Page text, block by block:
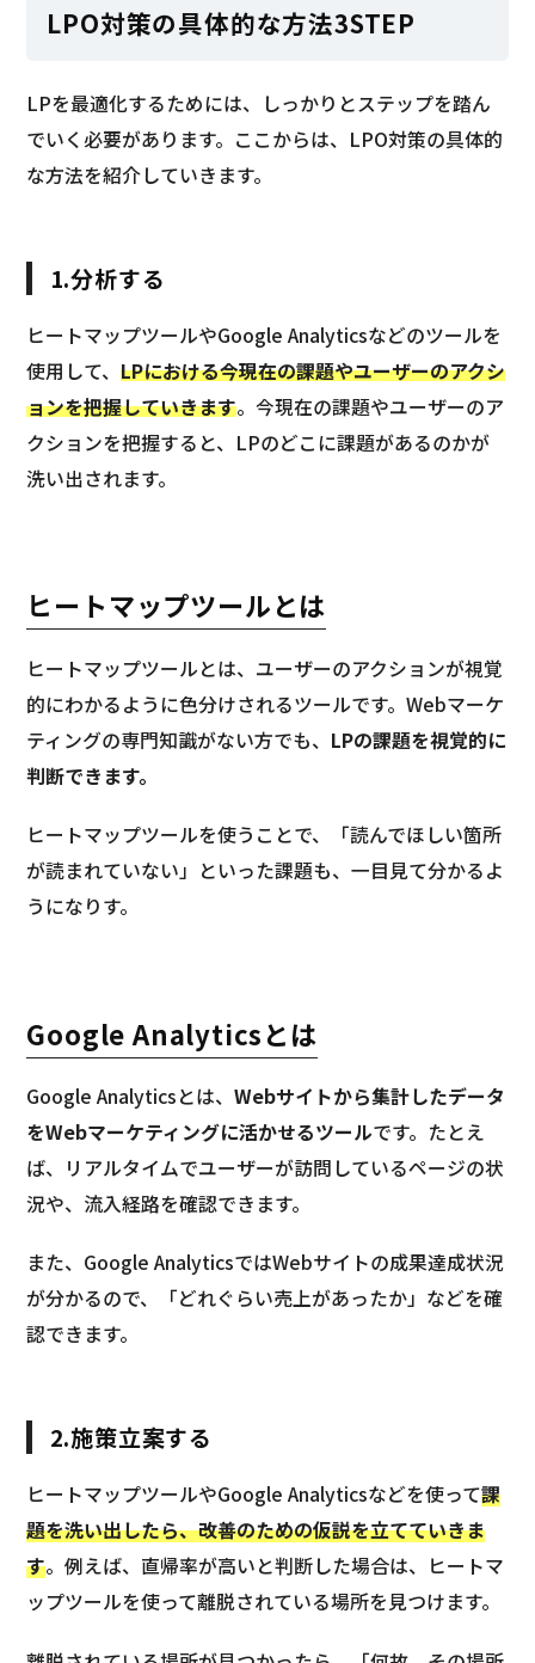
LPO対策の具体的な方法3STEP
LPを最適化するためには、しっかりとステップを踏ん
でいく必要があります。ここからは、LPO対策の具体的
な方法を紹介していきます。
1.分析する
ヒートマップツールやGoogle Analyticsなどのツールを
使用して、LPにおける今現在の課題やユーザーのアクシ
ョンを把握していきます。今現在の課題やユーザーのア
クションを把握すると、LPのどこに課題があるのかが
洗い出されます。
ヒートマップツールとは
ヒートマップツールとは、ユーザーのアクションが視覚
的にわかるように色分けされるツールです。Webマーケ
ティングの専門知識がない方でも、 LPの課題を視覚的に
判断できます。
ヒートマップツールを使うことで、「読んでほしい箇所
が読まれていない」といった課題も、一目見て分かるよ
うになりす。
Google Analyticsとは
Google Analyticsとは、Webサイトから集計したデータ
をWebマーケティングに活かせるツールです。たとえ
ば、リアルタイムでユーザーが訪問しているページの状
況や、流入経路を確認できます。
また、Google AnalyticsではWebサイトの成果達成状況
が分かるので、「どれぐらい売上があったか」などを確
認できます。
2.施策立案する
ヒートマップツールやGoogle Analyticsなどを使って課
題を洗い出したら、改善のための仮説を立てていきま
す。例えば、直帰率が高いと判断した場合は、ヒートマ
ップツールを使って離脱されている場所を見つけます。